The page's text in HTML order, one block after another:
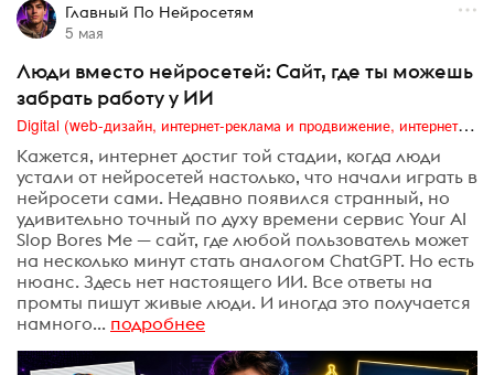
Главный По Нейросетям
5 мая
Люди вместо нейросетей: Сайт, где ты можешь
забрать работу у ИИ
Digital (web-дизайн, интернет-реклама и продвижение, интернет-сообщества и блоги, интернет-коммуникации, мобильный маркетинг, реклама на цифровых экранах)
Кажется, интернет достиг той стадии, когда люди
устали от нейросетей настолько, что начали играть в
нейросети сами. Недавно появился странный, но
удивительно точный по духу времени сервис Your AI
Slop Bores Me — сайт, где любой пользователь может
на несколько минут стать аналогом ChatGPT. Но есть
нюанс. Здесь нет настоящего ИИ. Все ответы на
промты пишут живые люди. И иногда это получается
намного... подробнее